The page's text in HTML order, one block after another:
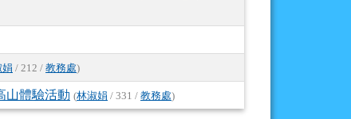
娟 / 212 / 教務處)
山體驗活動 (林淑娟 / 331 / 教務處)